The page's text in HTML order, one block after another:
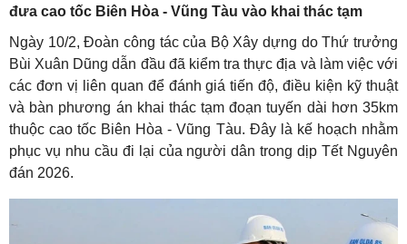
đưa cao tốc Biên Hòa - Vũng Tàu vào khai thác tạm
Ngày 10/2, Đoàn công tác của Bộ Xây dựng do Thứ trưởng
Bùi Xuân Dũng dẫn đầu đã kiểm tra thực địa và làm việc với
các đơn vị liên quan để đánh giá tiến độ, điều kiện kỹ thuật
và bàn phương án khai thác tạm đoạn tuyến dài hơn 35km
thuộc cao tốc Biên Hòa - Vũng Tàu. Đây là kế hoạch nhằm
phục vụ nhu cầu đi lại của người dân trong dịp Tết Nguyên
đán 2026.